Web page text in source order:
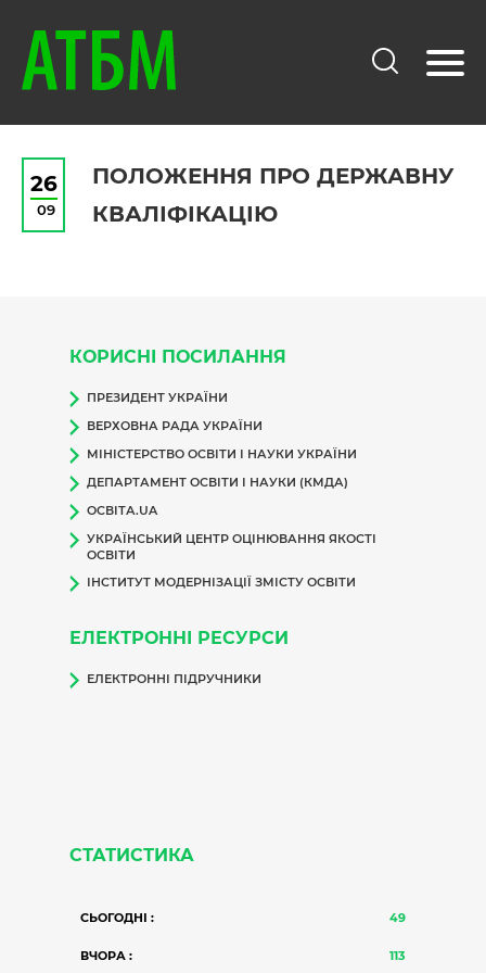
26
09
ПОЛОЖЕННЯ ПРО ДЕРЖАВНУ
КВАЛІФІКАЦІЮ
КОРИСНІ ПОСИЛАННЯ
ПРЕЗИДЕНТ УКРАЇНИ
ВЕРХОВНА РАДА УКРАЇНИ
МІНІСТЕРСТВО ОСВІТИ І НАУКИ УКРАЇНИ
ДЕПАРТАМЕНТ ОСВІТИ І НАУКИ (КМДА)
ОСВІТА.UA
УКРАЇНСЬКИЙ ЦЕНТР ОЦІНЮВАННЯ ЯКОСТІ
ОСВІТИ
ІНСТИТУТ МОДЕРНІЗАЦІЇ ЗМІСТУ ОСВІТИ
ЕЛЕКТРОННІ РЕСУРСИ
ЕЛЕКТРОННІ ПІДРУЧНИКИ
СТАТИСТИКА
СЬОГОДНІ : 49
ВЧОРА : 113